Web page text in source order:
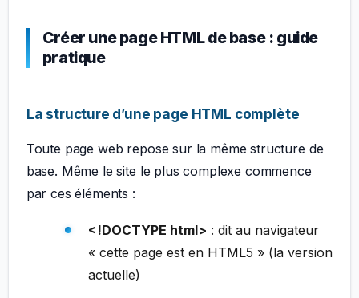
Créer une page HTML de base : guide
pratique
La structure d’une page HTML complète
Toute page web repose sur la même structure de
base. Même le site le plus complexe commence
par ces éléments :
<!DOCTYPE html> : dit au navigateur
« cette page est en HTML5 » (la version
actuelle)